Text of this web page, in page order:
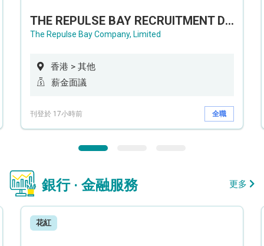
THE REPULSE BAY RECRUITMENT DAY 淺水灣影灣園人才招聘會
The Repulse Bay Company, Limited
香港 > 其他
薪金面議
刊登於 17小時前 全職
銀行 · 金融服務 更多
花紅